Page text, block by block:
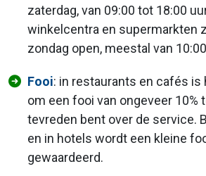
zaterdag, van 09:00 tot 18:00
winkelcentra en supermarkten
zondag open, meestal van
Fooi: in restaurants en cafés is
om een fooi van ongeveer 10%
tevreden bent over de service.
en in hotels wordt een kleine
gewaardeerd.